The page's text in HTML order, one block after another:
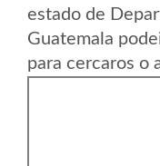
estado de
Guatemala
para cercaros o